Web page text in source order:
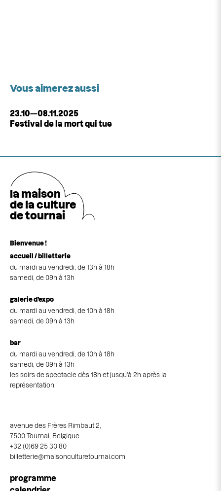
Vous aimerez aussi
23.10—08.11.2025
Festival de la mort qui tue
la maison
de la culture
de tournai
Bienvenue !
accueil / billetterie
du mardi au vendredi, de 13h à 18h
samedi, de 09h à 13h
galerie d’expo
du mardi au vendredi, de 10h à 18h
samedi, de 09h à 13h
bar
du mardi au vendredi, de 10h à 18h
samedi, de 09h à 13h
les soirs de spectacle dès 18h et jusqu'à 2h après la
représentation
avenue des Frères Rimbaut 2,
7500 Tournai, Belgique
+32 (0)69 25 30 80
billetterie@maisonculturetournai.com
Navigation
principale
programme